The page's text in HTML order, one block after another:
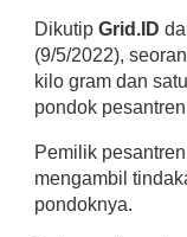
Dikutip Grid.ID
(9/5/2022),
kilo gram dan
pondok
Pemilik
mengambil
pondoknya.